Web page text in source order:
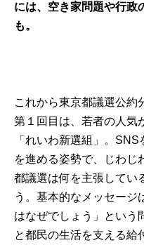
には、空き家問題や行政
も。
これから東京都議選公約
第１回目は、若者の人気
「れいわ新選組」。
を進める姿勢で、じわじ
都議選は何を主張してい
う。基本的なメッセージ
はなぜでしょう」という
と都民の生活を支える給